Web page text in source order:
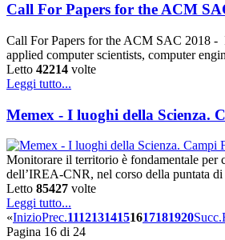
Call For Papers for the ACM
Call For Papers for the ACM SAC 2018 -
applied computer scientists, computer
Letto 42214 volte
Leggi tutto...
Memex - I luoghi della Scienza.
Monitorare il territorio è fondamentale per
dell’IREA-CNR, nel corso della puntata
Letto 85427 volte
Leggi tutto...
«InizioPrec.11121314151617181920Succ.
Pagina 16 di 24